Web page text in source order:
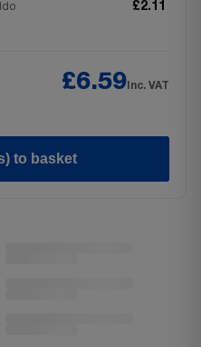
£2.11
£6.59 Inc. VAT
to basket